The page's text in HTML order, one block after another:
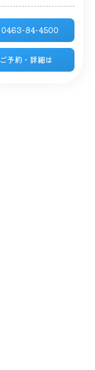
0463-84-4500
ご予約・詳細は